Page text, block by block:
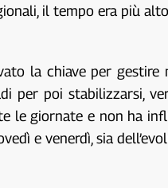
il tempo era più
la chiave per
per poi stabilizzarsi,
le giornate e non ha
e venerdì, sia